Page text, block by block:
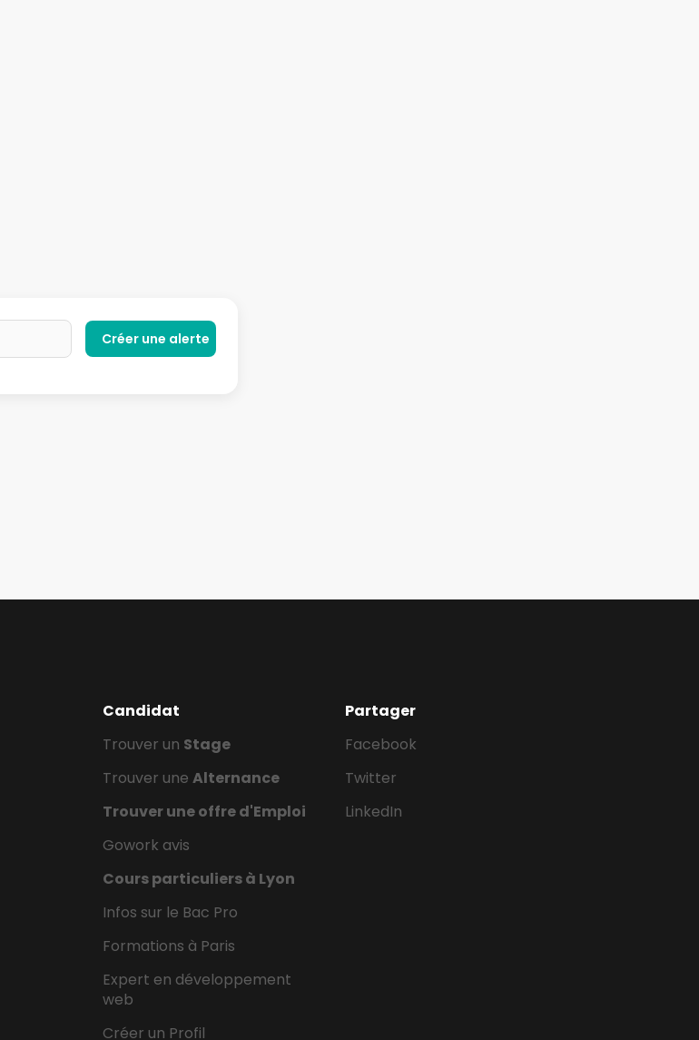
Candidat
Trouver un Stage
Trouver une Alternance
Trouver une offre d'Emploi
Gowork avis
Cours particuliers à Lyon
Infos sur le Bac Pro
Formations à Paris
Expert en développement
web
Créer un Profil
Partager
Facebook
Twitter
LinkedIn